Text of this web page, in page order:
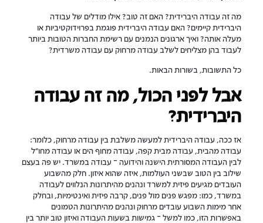
מה זה עבודה היברידית? האם זה טוב? אילו מודלים של עבודה
היברידית קיימים? האם עבודה היברידית פוגמת בפרוידוקטיביות או
מעלה אותה? ואיך ארגונים הנמנים עם רשימת החברות הטובות ביותר
לעבוד בהן מצליחים לשלב עבודה מרחוק עם עבודה משרדית?
כל התשובות, בשורות הבאות…
אבל לפני הכול, מה זה עבודה
היברידית?
אז ככה, עבודה היברידית למעשה משלבת בין עבודה מרחוק, כלומר:
עבודה מהבית, עבודה מבית קפה, עבודה מחוף הים או עבודה מחו"ל
לבין העבודה המסורתית הישנה והידועה – עבודה במשרד. יש פה בעצם
שילוב בין הטוב שבשני העולמות, איזה שהוא איזון. חלק מהשבוע
העובדים מגיעים פיזית למשרד ונהנים מהיתרונות הנלווים לעבודה
במשרד, כמו: מפגש פנים מול פנים, קרבה פיזית ואינטימיות, ובחלק
אחר מימות השבוע עובדים מרחוק ונהנים מהיתרונות הטמונים
באפשרות הזו, כמו למשל – גמישות בשעות העבודה ואיזון טוב יותר בין